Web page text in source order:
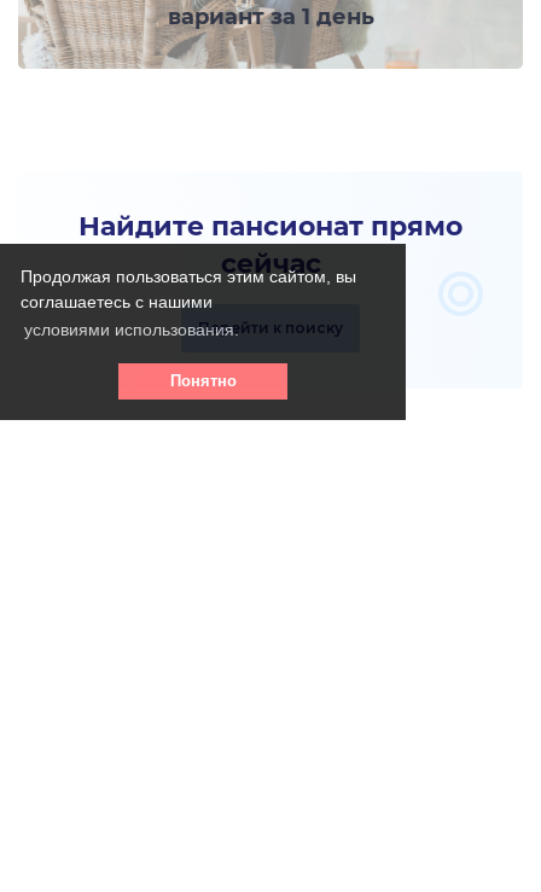
Продолжая пользоваться этим сайтом, вы
соглашаетесь с нашими
условиями использования.
Понятно
вариант за 1 день
Найдите пансионат прямо
сейчас
Перейти к поиску